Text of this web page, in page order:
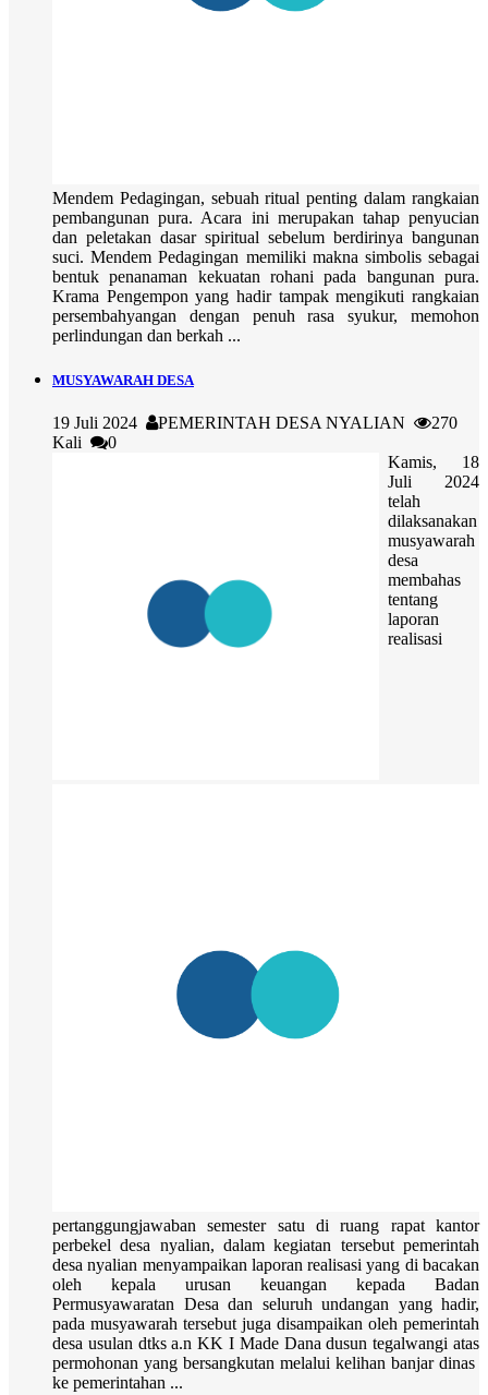
Mendem Pedagingan, sebuah ritual penting dalam rangkaian
pembangunan pura. Acara ini merupakan tahap penyucian
dan peletakan dasar spiritual sebelum berdirinya bangunan
suci. Mendem Pedagingan memiliki makna simbolis sebagai
bentuk penanaman kekuatan rohani pada bangunan pura.
Krama Pengempon yang hadir tampak mengikuti rangkaian
persembahyangan dengan penuh rasa syukur, memohon
perlindungan dan berkah ...
MUSYAWARAH DESA
19 Juli 2024 PEMERINTAH DESA NYALIAN
270
Kali
0
Kamis, 18
Juli 2024
telah
dilaksanakan
musyawarah
desa
membahas
tentang
laporan
realisasi
pertanggungjawaban semester satu di ruang rapat kantor
perbekel desa nyalian, dalam kegiatan tersebut pemerintah
desa nyalian menyampaikan laporan realisasi yang di bacakan
oleh kepala urusan keuangan kepada Badan
Permusyawaratan Desa dan seluruh undangan yang hadir,
pada musyawarah tersebut juga disampaikan oleh pemerintah
desa usulan dtks a.n KK I Made Dana dusun tegalwangi atas
permohonan yang bersangkutan melalui kelihan banjar dinas
ke pemerintahan ...